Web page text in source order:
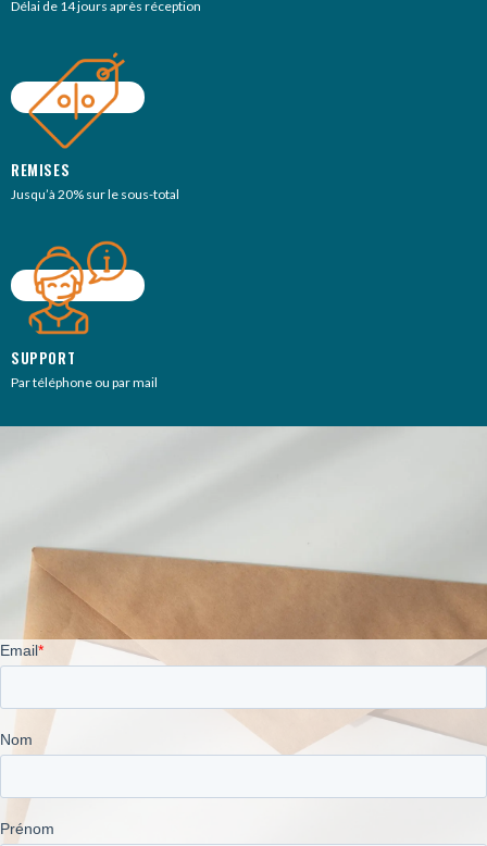
Délai de 14 jours après réception
REMISES
Jusqu’à 20% sur le sous-total
SUPPORT
Par téléphone ou par mail